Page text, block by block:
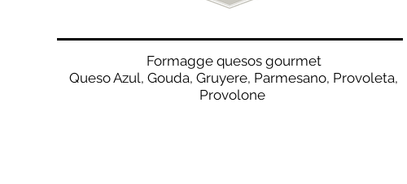
Formagge quesos gourmet
Queso Azul, Gouda, Gruyere, Parmesano, Provoleta,
Provolone